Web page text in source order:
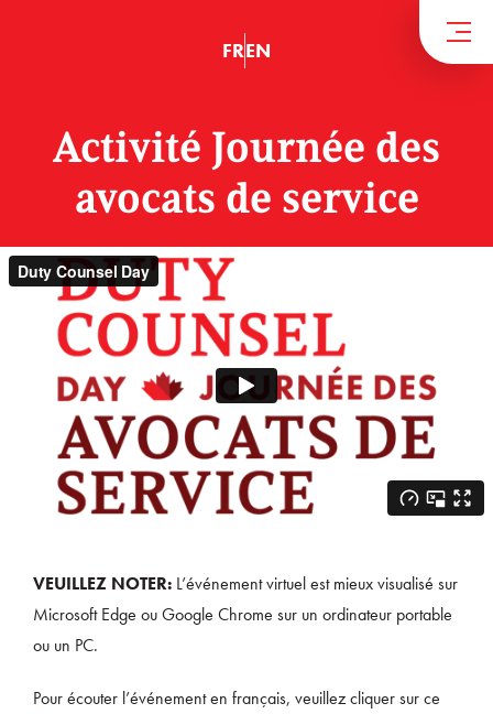
FREN
Activité Journée des
avocats de service
VEUILLEZ NOTER: L’événement virtuel est mieux visualisé sur
Microsoft Edge ou Google Chrome sur un ordinateur portable
ou un PC.
Pour écouter l’événement en français, veuillez cliquer sur ce